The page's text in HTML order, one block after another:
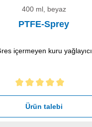
400 ml, beyaz
PTFE-Sprey
içermeyen kuru yağlayıcı
5 ortalama puanı
Ürün talebi